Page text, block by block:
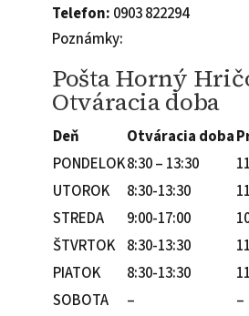
Telefon: 0903 822294
Poznámky:
Pošta Horný
Otváracia doba
Deň Otváracia doba
PONDELOK8:30 – 13:30
UTOROK
8:30-13:30
STREDA
9:00-17:00
ŠTVRTOK 8:30-13:30
PIATOK
8:30-13:30
SOBOTA
–
–